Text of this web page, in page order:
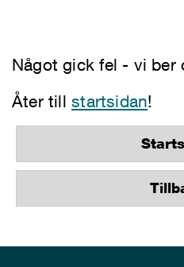
Något gick fel - vi ber
Åter tillstartsidan!